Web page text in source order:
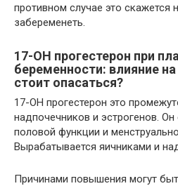
противном случае это скажется
забеременеть.
17-ОН прогестерон при
беременности: влияние
стоит опасаться?
17-ОН прогестерон это
надпочечников и эстрогенов.
половой функции и
Вырабатывается яичниками и
Причинами повышения могут